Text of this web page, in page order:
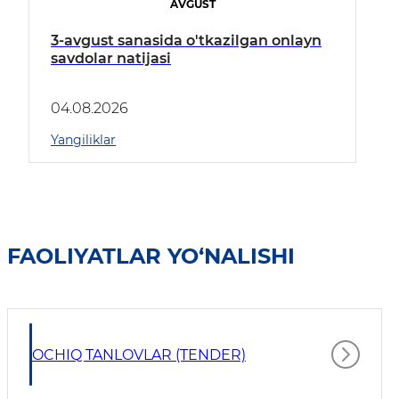
AVGUST
3-avgust sanasida o'tkazilgan onlayn
savdolar natijasi
04.08.2026
Yangiliklar
FAOLIYATLAR YO‘NALISHI
OCHIQ TANLOVLAR (TENDER)